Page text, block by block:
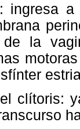
ingresa
la
clítoris: